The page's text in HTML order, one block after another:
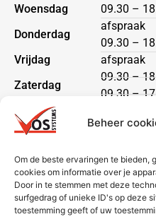
Beheer
Om de beste ervaringen te
cookies om informatie over je
Door in te stemmen met deze
surfgedrag of unieke ID's op deze
toestemming geeft of uw
Woensdag
Donderdag
Vrijdag
Zaterdag
Zondag
09.30 –
afspraak
09.30 –
afspraak
09.30 –
09.30 –
Heeft u een vraag?
Neem dan contact met ons